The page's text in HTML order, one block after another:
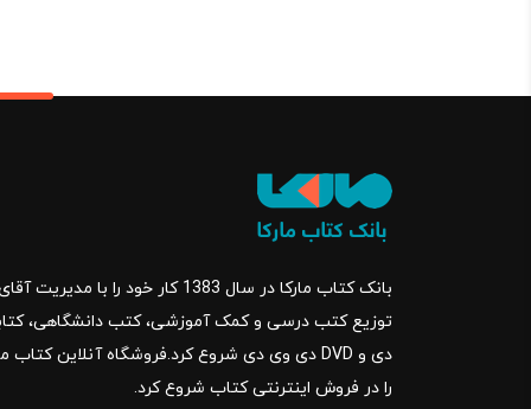
بانک کتاب مارکا در سال 1383 کار
را در فروش اینترنتی کتاب شروع کرد.